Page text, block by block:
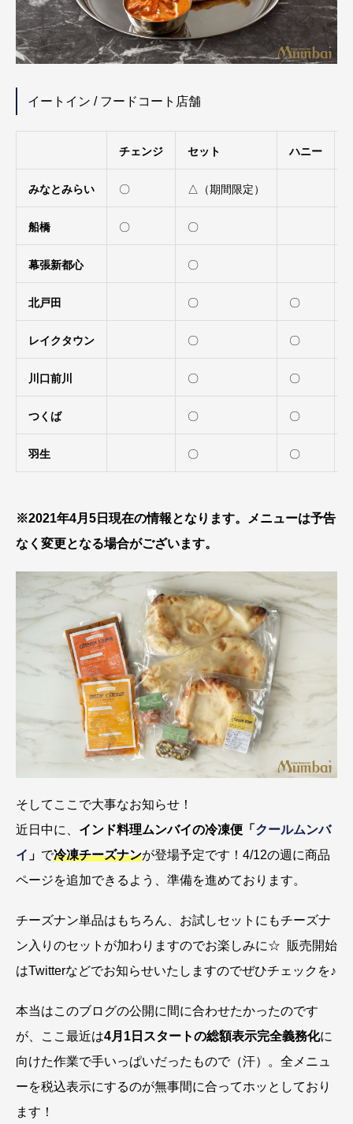
イートイン / フードコート店舗
チェンジ セット ハニー
みなとみらい 〇 △（期間限定）
船橋 〇 〇
幕張新都心 〇
北戸田 〇 〇
レイクタウン 〇 〇
川口前川 〇 〇
つくば 〇 〇
羽生 〇 〇
※2021年4月5日現在の情報となります。メニューは予告
なく変更となる場合がございます。
そしてここで大事なお知らせ！
近日中に、 インド料理ムンバイの冷凍便「 クールムンバ
イ 」 で冷凍チーズナンが登場予定です！4/12の週に商品
ページを追加できるよう、準備を進めております。
チーズナン単品はもちろん、お試しセットにもチーズナ
ン入りのセットが加わりますのでお楽しみに☆ 販売開始
はTwitterなどでお知らせいたしますのでぜひチェックを♪
本当はこのブログの公開に間に合わせたかったのです
が、ここ最近は4月1日スタートの総額表示完全義務化に
向けた作業で手いっぱいだったもので（汗）。全メニュ
ーを税込表示にするのが無事間に合ってホッとしており
ます！